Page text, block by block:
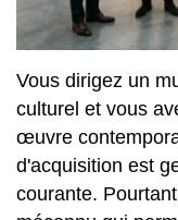
Vous dirigez un
culturel et vous
œuvre
d'acquisition est
courante.